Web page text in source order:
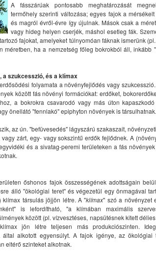
A fásszárúak pontosabb meghatározását
termőhely szerinti változása; egyes fajok a
és magról évről-évre így újulnak. Mások csak a
vagy hideg helyen cserjék, máshol esetleg fák.
fajokat, amelyeket túlnyomóan fáknak ismerünk
méretben, ha a nemzetség főleg bokrokból áll, inkább
a szukcesszió, és a klímax
folyamata a növényfejlődés vagy
között fás növényi formációkat: erdőket,
a bokrokra csavarodó vagy más úton
önellátó "fennlakó" epiphyton növények is társulhatnak.
az ún. "befüvesedés" lágyszárú szakaszait,
zárt, egy- vagy sokszintű erdők fejlődnek. A
és a sivatag-peremi területeken a fás
őshonos fajok összességének adottságain
álló "ökológiai teret" és végezetül egy önmagával
klímax társulás jöjjön létre. A "klímax" szó a növényzet
is lefordítható, "a klímában maximális
között (pl. vízvesztéses, napsütésnek kitett
jön létre teljesen más produkciószinten.
által alkotott egyensúlyt. A fajok igénye, az ökológiai
eltérő szinteket alkotnak.